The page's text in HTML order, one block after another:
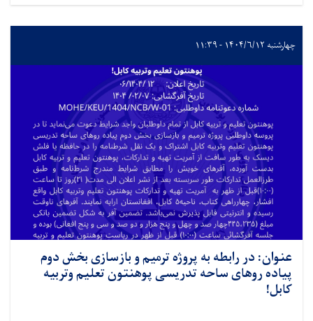
چهارشنبه ۱۴۰۴/۶/۱۲ - ۱۱:۳۹
عنوان: در رابطه به پروژه ترمیم و بازسازی بخش دوم
پیاده روهای ساحه تدریسی پوهنتون تعلیم وتربیه
کابل!